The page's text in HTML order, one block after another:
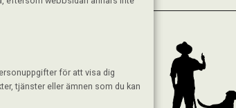
för att visa dig
tjänster eller ämnen som du kan